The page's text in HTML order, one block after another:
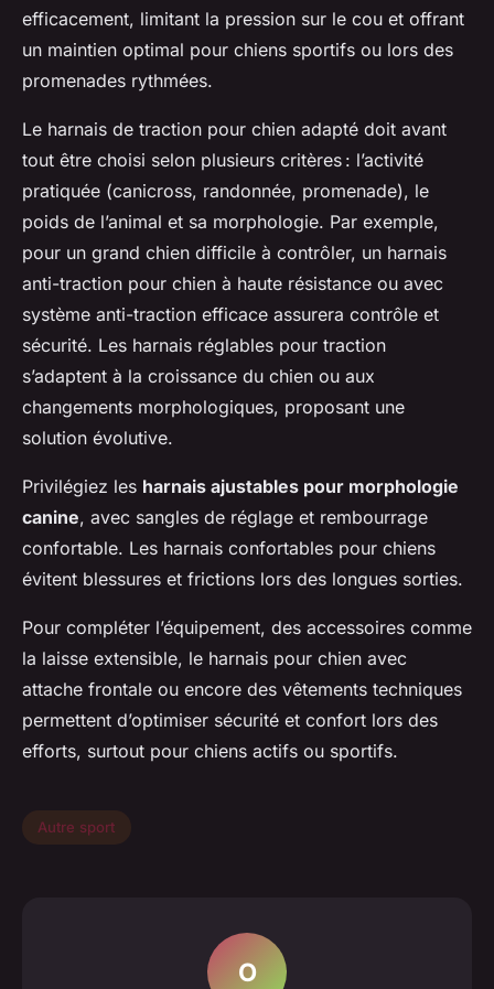
efficacement, limitant la pression sur le cou et offrant
un maintien optimal pour chiens sportifs ou lors des
promenades rythmées.
Le harnais de traction pour chien adapté doit avant
tout être choisi selon plusieurs critères : l’activité
pratiquée (canicross, randonnée, promenade), le
poids de l’animal et sa morphologie. Par exemple,
pour un grand chien difficile à contrôler, un harnais
anti-traction pour chien à haute résistance ou avec
système anti-traction efficace assurera contrôle et
sécurité. Les harnais réglables pour traction
s’adaptent à la croissance du chien ou aux
changements morphologiques, proposant une
solution évolutive.
Privilégiez les harnais ajustables pour morphologie
canine, avec sangles de réglage et rembourrage
confortable. Les harnais confortables pour chiens
évitent blessures et frictions lors des longues sorties.
Pour compléter l’équipement, des accessoires comme
la laisse extensible, le harnais pour chien avec
attache frontale ou encore des vêtements techniques
permettent d’optimiser sécurité et confort lors des
efforts, surtout pour chiens actifs ou sportifs.
Autre sport
O